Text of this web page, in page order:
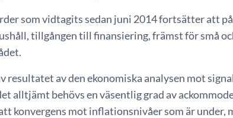
som vidtagits sedan juni 2014 fortsätter att
tillgången till finansiering, främst för små
resultatet av den ekonomiska analysen mot
alltjämt behövs en väsentlig grad av
konvergens mot inflationsnivåer som är under,